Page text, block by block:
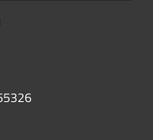
326